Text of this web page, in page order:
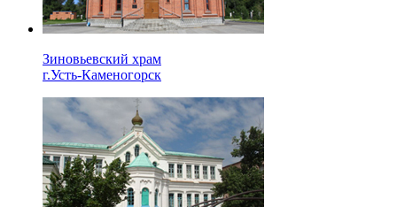
Зиновьевский храм
г.Усть-Каменогорск